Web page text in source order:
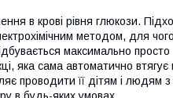
в крові рівня глюкози.
методом, для
максимально просто
сама автоматично втягує
проводити її дітям і